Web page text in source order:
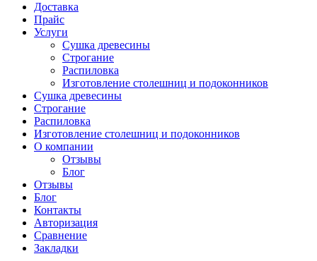
Доставка
Прайс
Услуги
Сушка древесины
Строгание
Распиловка
Изготовление столешниц и подоконников
Сушка древесины
Строгание
Распиловка
Изготовление столешниц и подоконников
О компании
Отзывы
Блог
Отзывы
Блог
Контакты
Авторизация
Сравнение
Закладки